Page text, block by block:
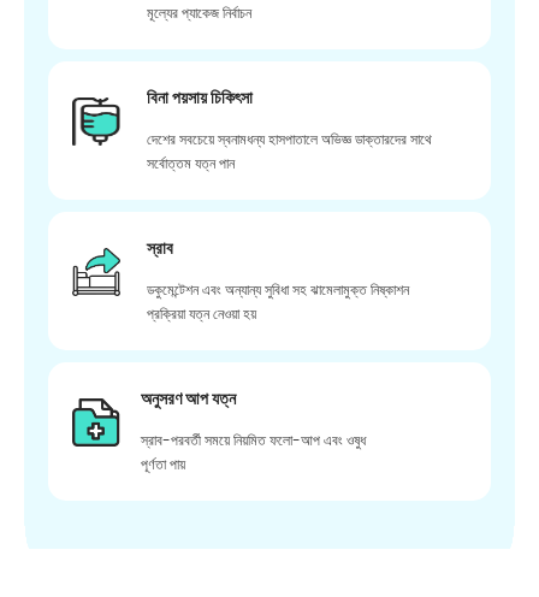
মূল্যের প্যাকেজ নির্বাচন
বিনা পয়সায় চিকিৎসা
দেশের সবচেয়ে স্বনামধন্য হাসপাতালে অভিজ্ঞ ডাক্তারদের সাথে
সর্বোত্তম যত্ন পান
স্রাব
ডকুমেন্টেশন এবং অন্যান্য সুবিধা সহ ঝামেলামুক্ত নিষ্কাশন
প্রক্রিয়া যত্ন নেওয়া হয়
অনুসরণ আপ যত্ন
স্রাব-পরবর্তী সময়ে নিয়মিত ফলো-আপ এবং ওষুধ
পূর্ণতা পায়